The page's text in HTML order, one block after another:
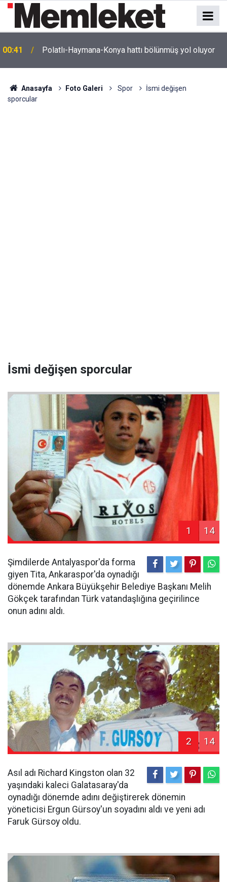
00:41 Polatlı-Haymana-Konya hattı bölünmüş yol oluyor
Anasayfa Foto Galeri Spor
İsmi değişen
sporcular
İsmi değişen sporcular
1 14
Şimdilerde Antalyaspor'da forma
giyen Tita, Ankaraspor'da oynadığı
dönemde Ankara Büyükşehir Belediye Başkanı Melih
Gökçek tarafından Türk vatandaşlığına geçirilince
onun adını aldı.
2 14
Asıl adı Richard Kingston olan 32
yaşındaki kaleci Galatasaray'da
oynadığı dönemde adını değiştirerek dönemin
yöneticisi Ergun Gürsoy'un soyadını aldı ve yeni adı
Faruk Gürsoy oldu.